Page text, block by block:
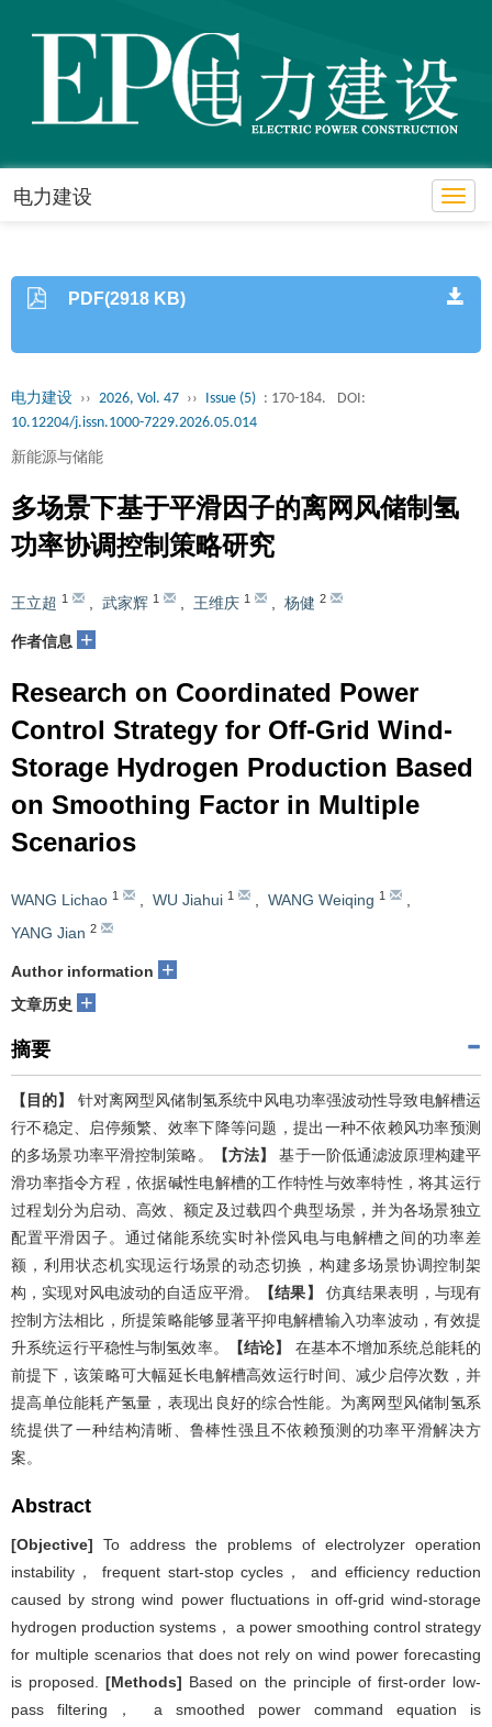
电力建设
PDF(2918 KB)
电力建设 ›› 2026, Vol. 47 ›› Issue (5) : 170-184.
DOI:
10.12204/j.issn.1000-7229.2026.05.014
新能源与储能
多场景下基于平滑因子的离网风储制氢
功率协调控制策略研究
王立超 1 武家辉 1 王维庆 1 杨健 2
作者信息 +
Research on Coordinated Power
Control Strategy for Off-Grid Wind-
Storage Hydrogen Production Based
on Smoothing Factor in Multiple
Scenarios
WANG Lichao 1 WU Jiahui 1 WANG Weiqing 1
YANG Jian 2
Author information +
文章历史 +
摘要
【目的】
针对离网型风储制氢系统中风电功率强波动性导致电解槽运
行不稳定、启停频繁、效率下降等问题，提出一种不依赖风功率预测
的多场景功率平滑控制策略。
【方法】
基于一阶低通滤波原理构建平
滑功率指令方程，依据碱性电解槽的工作特性与效率特性，将其运行
过程划分为启动、高效、额定及过载四个典型场景，并为各场景独立
配置平滑因子。通过储能系统实时补偿风电与电解槽之间的功率差
额，利用状态机实现运行场景的动态切换，构建多场景协调控制架
构，实现对风电波动的自适应平滑。
【结果】
仿真结果表明，与现有
控制方法相比，所提策略能够显著平抑电解槽输入功率波动，有效提
升系统运行平稳性与制氢效率。
【结论】
在基本不增加系统总能耗的
前提下，该策略可大幅延长电解槽高效运行时间、减少启停次数，并
提高单位能耗产氢量，表现出良好的综合性能。为离网型风储制氢系
统提供了一种结构清晰、鲁棒性强且不依赖预测的功率平滑解决方
案。
Abstract
[Objective] To address the problems of electrolyzer operation
instability， frequent start-stop cycles， and efficiency reduction
caused by strong wind power fluctuations in off-grid wind-storage
hydrogen production systems， a power smoothing control strategy
for multiple scenarios that does not rely on wind power forecasting
is proposed.[Methods] Based on the principle of first-order low-
pass filtering， a smoothed power command equation is